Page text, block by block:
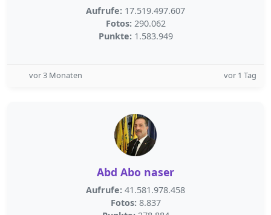
Aufrufe: 17.519.497.607
Fotos: 290.062
Punkte: 1.583.949
vor 3 Monaten vor 1 Tag
Abd Abo naser
Aufrufe: 41.581.978.458
Fotos: 8.837